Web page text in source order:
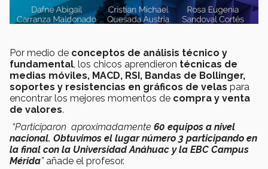
Por medio de conceptos de análisis técnico y
fundamental , los chicos aprendieron técnicas de
medias móviles, MACD, RSI, Bandas de Bollinger,
soportes y resistencias en gráficos de velas para
encontrar los mejores momentos de compra y venta
de valores.
“Participaron aproximadamente 60 equipos a nivel
nacional. Obtuvimos el lugar número 3 participando en
la final con la Universidad Anáhuac y la EBC Campus
Mérida”añade el profesor.